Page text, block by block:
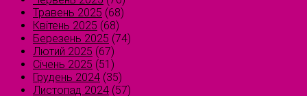
Травень 2025 (68)
Квітень 2025 (68)
Березень 2025 (74)
Лютий 2025 (67)
Січень 2025 (51)
Грудень 2024 (35)
Листопад 2024 (57)